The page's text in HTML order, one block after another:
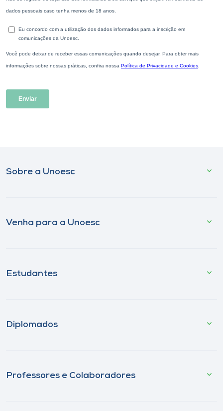
Sobre a Unoesc
Venha para a Unoesc
Estudantes
Diplomados
Professores e Colaboradores